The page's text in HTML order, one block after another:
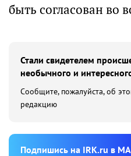
быть согласован во
Стали свидетелем
необычного и
Сообщите, пожалуйста, об
редакцию
Подпишиcь на IRK.ru в